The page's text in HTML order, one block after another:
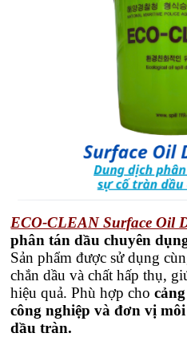
ECO-CLEAN Surface Oil
phân tán dầu chuyên
Sản phẩm được sử dụng
chắn dầu và chất hấp thụ,
hiệu quả. Phù hợp cho
công nghiệp và đơn vị
dầu tràn.